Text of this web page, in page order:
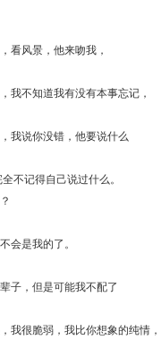
看风景，他来吻我，
我不知道我有没有本事忘记，
我说你没错，他要说什么
不记得自己说过什么。
会是我的了。
子，但是可能我不配了
我很脆弱，我比你想象的纯情，